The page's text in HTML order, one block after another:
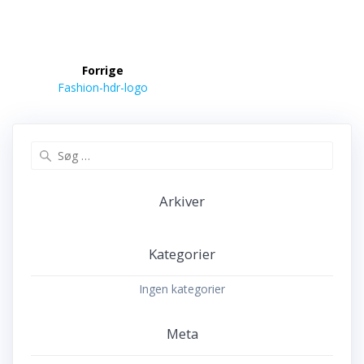
Indlægsnavigation
Forrige
Forrige
Fashion-hdr-logo
Arkiver
Kategorier
Ingen kategorier
Meta